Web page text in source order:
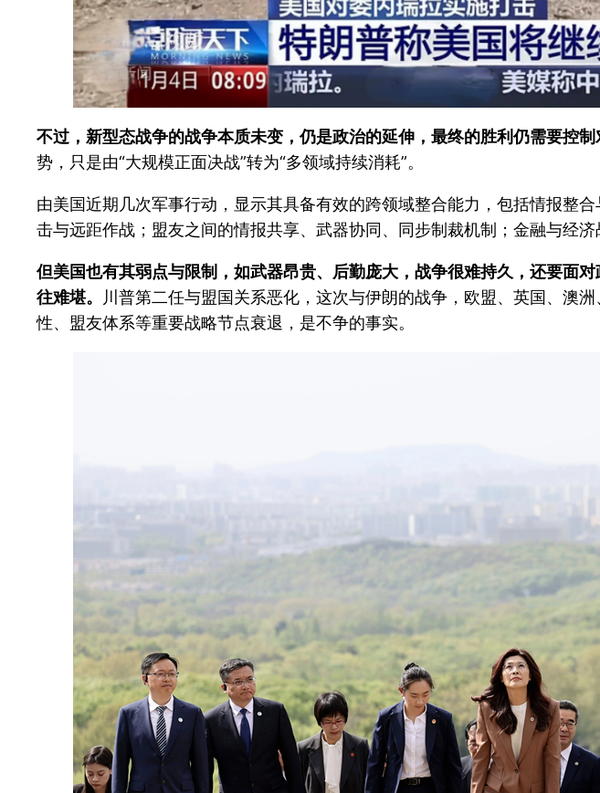
不过，新型态战争的战争本质未变，仍是政治的延伸，最终的胜利仍需要控制
势，只是由“大规模正面决战”转为“多领域持续消耗”。
由美国近期几次军事行动，显示其具备有效的跨领域整合能力，包括情报整
击与远距作战；盟友之间的情报共享、武器协同、同步制裁机制；金融与经
但美国也有其弱点与限制，如武器昂贵、后勤庞大，战争很难持久，还要面
往难堪。
川普第二任与盟国关系恶化，这次与伊朗的战争，欧盟、英国、澳
性、盟友体系等重要战略节点衰退，是不争的事实。